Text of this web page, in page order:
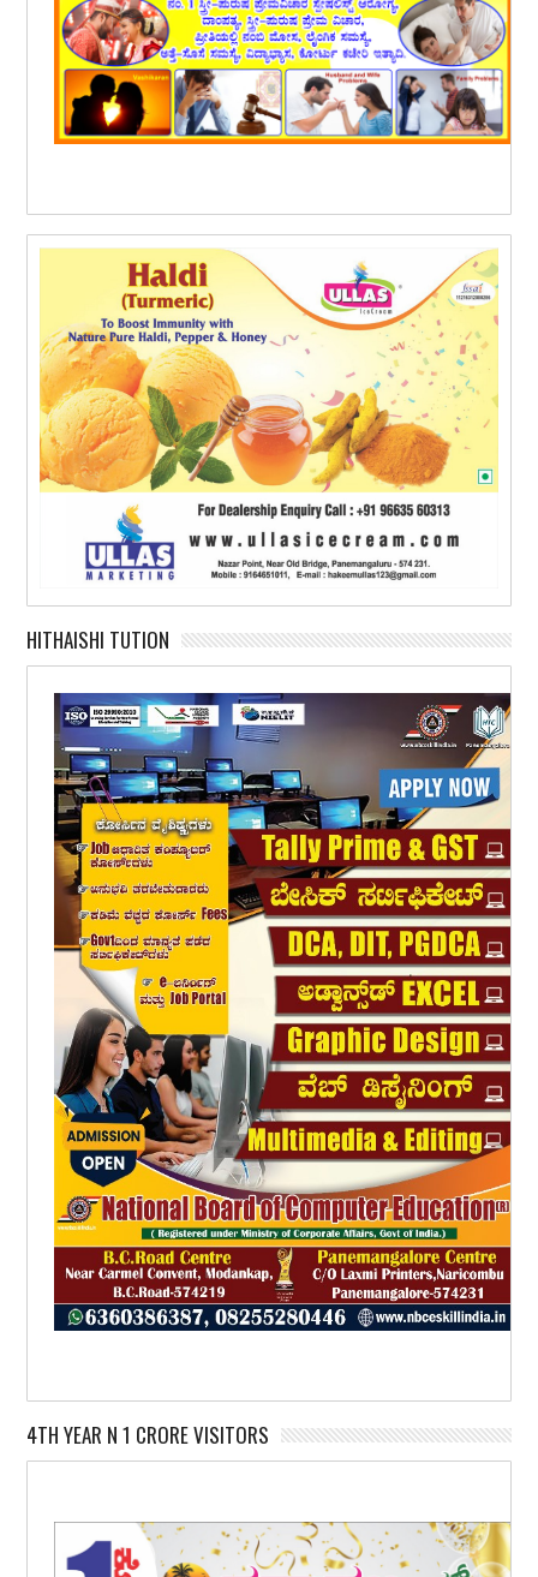
HITHAISHI TUTION
4TH YEAR N 1 CRORE VISITORS